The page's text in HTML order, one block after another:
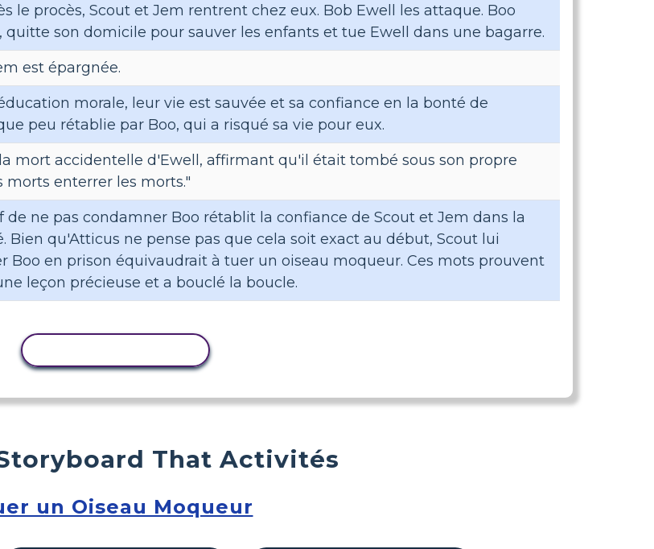
le procès, Scout et Jem rentrent chez eux. Bob Ewell les attaque. Boo
quitte son domicile pour sauver les enfants et tue Ewell dans une bagarre.
est épargnée.
morale, leur vie est sauvée et sa confiance en la bonté de
peu rétablie par Boo, qui a risqué sa vie pour eux.
mort accidentelle d'Ewell, affirmant qu'il était tombé sous son propre
morts enterrer les morts."
de ne pas condamner Boo rétablit la confiance de Scout et Jem dans la
Bien qu'Atticus ne pense pas que cela soit exact au début, Scout lui
Boo en prison équivaudrait à tuer un oiseau moqueur. Ces mots prouvent
leçon précieuse et a bouclé la boucle.
That Activités
un Oiseau Moqueur